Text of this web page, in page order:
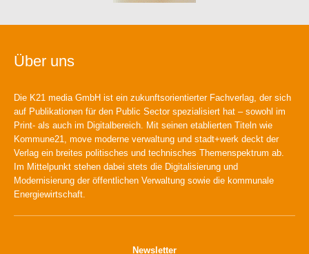
Über uns
Die K21 media GmbH ist ein zukunftsorientierter Fachverlag, der sich
auf Publikationen für den Public Sector spezialisiert hat – sowohl im
Print- als auch im Digitalbereich. Mit seinen etablierten Titeln wie
Kommune21, move moderne verwaltung und stadt+werk deckt der
Verlag ein breites politisches und technisches Themenspektrum ab.
Im Mittelpunkt stehen dabei stets die Digitalisierung und
Modernisierung der öffentlichen Verwaltung sowie die kommunale
Energiewirtschaft.
Newsletter